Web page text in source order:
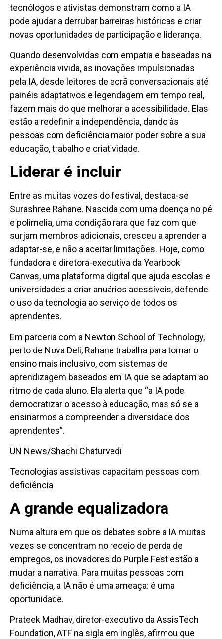
tecnólogos e ativistas demonstram como a IA
pode ajudar a derrubar barreiras históricas e criar
novas oportunidades de participação e liderança.
Quando desenvolvidas com empatia e baseadas na
experiência vivida, as inovações impulsionadas
pela IA, desde leitores de ecrã conversacionais até
painéis adaptativos e legendagem em tempo real,
fazem mais do que melhorar a acessibilidade. Elas
estão a redefinir a independência, dando às
pessoas com deficiência maior poder sobre a sua
educação, trabalho e criatividade.
Liderar é incluir
Entre as muitas vozes do festival, destaca-se
Surashree Rahane. Nascida com uma doença no pé
e polimelia, uma condição rara que faz com que
surjam membros adicionais, cresceu a aprender a
adaptar-se, e não a aceitar limitações. Hoje, como
fundadora e diretora-executiva da Yearbook
Canvas, uma plataforma digital que ajuda escolas e
universidades a criar anuários acessíveis, defende
o uso da tecnologia ao serviço de todos os
aprendentes.
Em parceria com a Newton School of Technology,
perto de Nova Deli, Rahane trabalha para tornar o
ensino mais inclusivo, com sistemas de
aprendizagem baseados em IA que se adaptam ao
ritmo de cada aluno. Ela alerta que “a IA pode
democratizar o acesso à educação, mas só se a
ensinarmos a compreender a diversidade dos
aprendentes”.
UN News/Shachi Chaturvedi
Tecnologias assistivas capacitam pessoas com
deficiência
A grande equalizadora
Numa altura em que os debates sobre a IA muitas
vezes se concentram no receio de perda de
empregos, os inovadores do Purple Fest estão a
mudar a narrativa. Para muitas pessoas com
deficiência, a IA não é uma ameaça: é uma
oportunidade.
Prateek Madhav, diretor-executivo da AssisTech
Foundation, ATF na sigla em inglês, afirmou que